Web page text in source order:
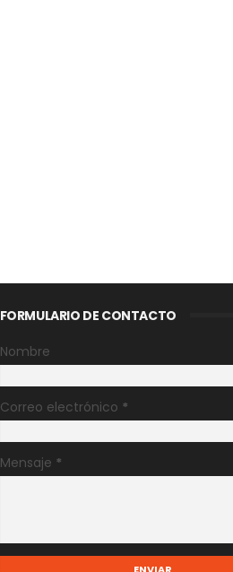
FORMULARIO DE CONTACTO
Nombre
Correo electrónico *
Mensaje *